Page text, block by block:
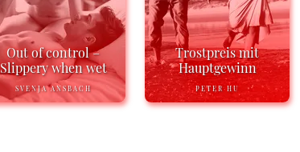
Out of control –
Slippery when wet
SVENJA ANSBACH
Trostpreis mit
Hauptgewinn
PETER HU